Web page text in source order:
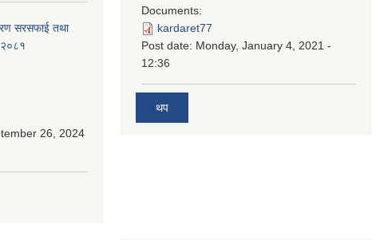
सरसफाई तथा
२०८१
26, 2024
Documents:
kardaret77
Post date: Monday, January 4, 2021 -
12:36
थप